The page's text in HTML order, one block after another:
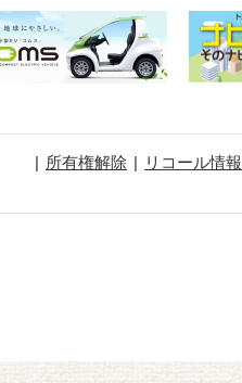
所有権解除 リコール情報